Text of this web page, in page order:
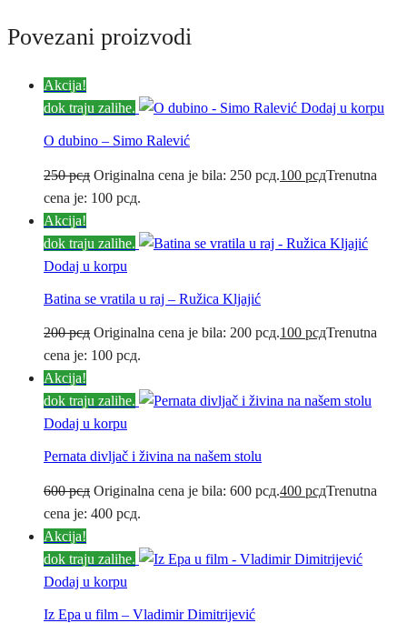
Povezani proizvodi
Akcija!
dok traju zalihe.
Dodaj u korpu
O dubino – Simo Ralević
250рсд Originalna cena je bila: 250 рсд.100 рсдTrenutna
cena je: 100 рсд.
Akcija!
dok traju zalihe.
Dodaj u korpu
Batina se vratila u raj – Ružica Kljajić
200рсд Originalna cena je bila: 200 рсд.100 рсдTrenutna
cena je: 100 рсд.
Akcija!
dok traju zalihe.
Dodaj u korpu
Pernata divljač i živina na našem stolu
600рсд Originalna cena je bila: 600 рсд.400 рсдTrenutna
cena je: 400 рсд.
Akcija!
dok traju zalihe.
Dodaj u korpu
Iz Epa u film – Vladimir Dimitrijević